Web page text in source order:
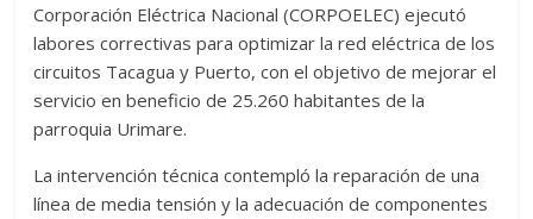
Corporación Eléctrica Nacional (CORPOELEC) ejecutó
labores correctivas para optimizar la red eléctrica de los
circuitos Tacagua y Puerto, con el objetivo de mejorar el
servicio en beneficio de 25.260 habitantes de la
parroquia Urimare.
La intervención técnica contempló la reparación de una
línea de media tensión y la adecuación de componentes